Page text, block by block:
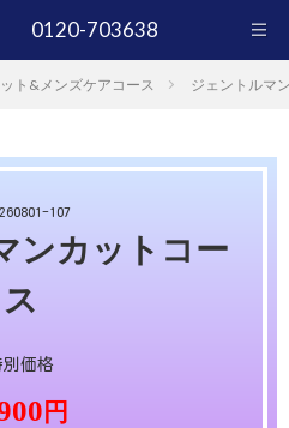
0120-703638
ト&メンズケアコース ジェントルマ
107
ンカットコー
ス
別価格
円